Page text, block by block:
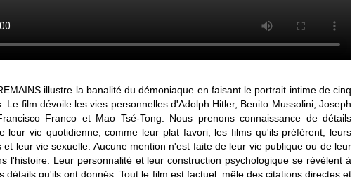
illustre la banalité du démoniaque en faisant le portrait intime de cinq
Le film dévoile les vies personnelles d'Adolph Hitler, Benito Mussolini, Joseph
Franco et Mao Tsé-Tong. Nous prenons connaissance de détails
leur vie quotidienne, comme leur plat favori, les films qu'ils préfèrent, leurs
et leur vie sexuelle. Aucune mention n'est faite de leur vie publique ou de leur
l'histoire. Leur personnalité et leur construction psychologique se révèlent à
détails qu'ils ont donnés. Tout le film est factuel, mêle des citations directes et